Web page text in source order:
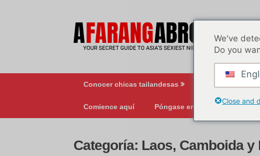
Conocer chicas tailandesas
Comience aquí Póngase en contacto con
Categoría: Laos, Camboida y
We've
Do you
Close and